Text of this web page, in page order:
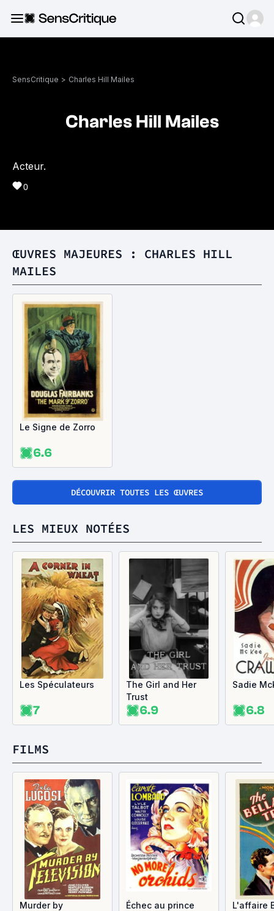
SensCritique > Charles Hill Mailes
Charles Hill Mailes
Acteur.
0
ŒUVRES MAJEURES : CHARLES HILL
MAILES
Le Signe de Zorro
6.6
DÉCOUVRIR TOUTES LES ŒUVRES
LES MIEUX NOTÉES
Les Spéculateurs
7
The Girl and Her
Trust
6.9
Sadie
6.8
FILMS
Murder by
Échec au prince L'affaire